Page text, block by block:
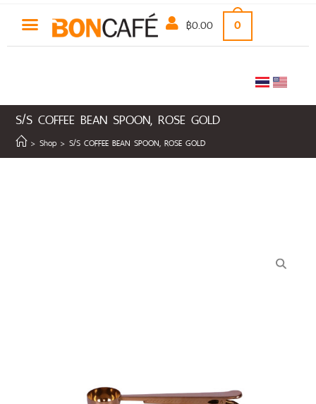
฿0.00 0
S/S COFFEE BEAN SPOON, ROSE GOLD
> Shop > S/S COFFEE BEAN SPOON, ROSE GOLD